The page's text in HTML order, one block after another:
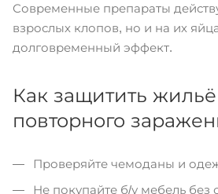
Современные препараты
взрослых клопов, но и на их
долговременный эффект.
Как защитить жильё
повторного
Проверяйте чемоданы и
Не покупайте б/у мебель без